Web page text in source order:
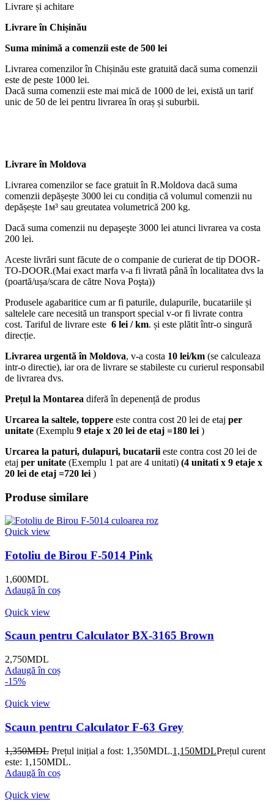
Livrare și achitare
Livrareîn Chișinău
Suma minimă a comenzii este de 500 lei
Livrarea comenzilor în Chișinău este gratuită dacă suma comenzii
este de peste 1000 lei.
Dacă suma comenzii este mai mică de 1000 de lei, există un tarif
unic de 50 de lei pentru livrarea în oraș și suburbii.
Livrare în Moldova
Livrarea comenzilor se face gratuit în R.Moldova dacă suma
comenzii depășește 3000 lei cu condiția că volumul comenzii nu
depășește 1м³ sau greutatea volumetrică 200 kg.
Dacă suma comenzii nu depaşeşte 3000 lei atunci livrarea va costa
200 lei.
Aceste livrări sunt făcute de o companie de curierat de tip DOOR-
TO-DOOR.(Mai exact marfa v-a fi livrată până în localitatea dvs la
(poartă/ușa/scara de către Nova Poşta))
Produsele agabaritice cum ar fi paturile, dulapurile, bucatariile și
saltelele care necesită un transport special v-or fi livrate contra
cost. Tariful de livrare este 6 lei / km. și este plătit într-o singură
direcție.
Livrarea urgentă în Moldova, v-a costa 10 lei/km (se calculeaza
intr-o directie), iar ora de livrare se stabileste cu curierul responsabil
de livrarea dvs.
Prețul la Montarea diferă în depenență de produs
Urcarea la saltele, toppere este contra cost 20 lei de etaj per
unitate (Exemplu 9 etaje x 20 lei de etaj =180 lei )
Urcarea la paturi, dulapuri, bucatarii este contra cost 20 lei de
etaj per unitate (Exemplu 1 pat are 4 unitati) (4 unitati x 9 etaje x
20 lei de etaj =720 lei )
Produse similare
Quick view
Fotoliu de Birou F-5014 Pink
1,600MDL
Adaugă în coș
Quick view
Scaun pentru Calculator BX-3165 Brown
2,750MDL
Adaugă în coș
-15%
Quick view
Scaun pentru Calculator F-63 Grey
1,350MDL Prețul inițial a fost: 1,350MDL.1,150MDLPrețul curent
este: 1,150MDL.
Adaugă în coș
Quick view